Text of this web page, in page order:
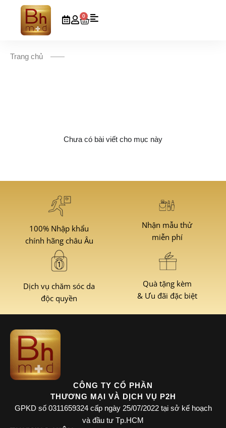
0
Trang chủ
Chưa có bài viết cho mục này
100% Nhập khẩu
chính hãng châu Âu
Nhận mẫu thử
miễn phí
Dịch vụ chăm sóc da
độc quyền
Quà tặng kèm
& Ưu đãi đặc biệt
CÔNG TY CỔ PHẦN
THƯƠNG MẠI VÀ DỊCH VỤ P2H
GPKD số 0311659324 cấp ngày 25/07/2022 tại sở kế hoạch
và đầu tư Tp.HCM